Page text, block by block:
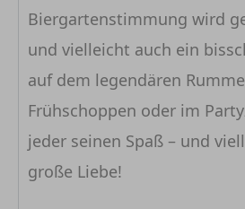
Biergartenstimmung wird
und vielleicht auch ein
auf dem legendären
Frühschoppen oder im
jeder seinen Spaß – und
große Liebe!